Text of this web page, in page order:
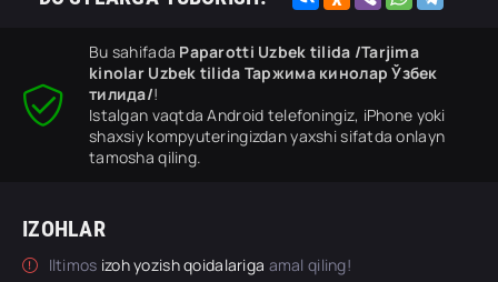
Bu sahifada Paparotti Uzbek tilida /Tarjima
kinolar Uzbek tilida Таржима кинолар Ўзбек
тилида/!
Istalgan vaqtda Android telefoningiz, iPhone yoki
shaxsiy kompyuteringizdan yaxshi sifatda onlayn
tamosha qiling.
IZOHLAR
Iltimos izoh yozish qoidalariga amal qiling!